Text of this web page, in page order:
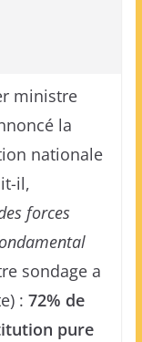
ministre
la
nationale
il,
forces
sondage a
: 72% de
pure